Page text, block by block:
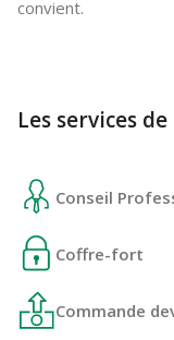
convient.
Les services de
Conseil
Coffre-fort
Commande